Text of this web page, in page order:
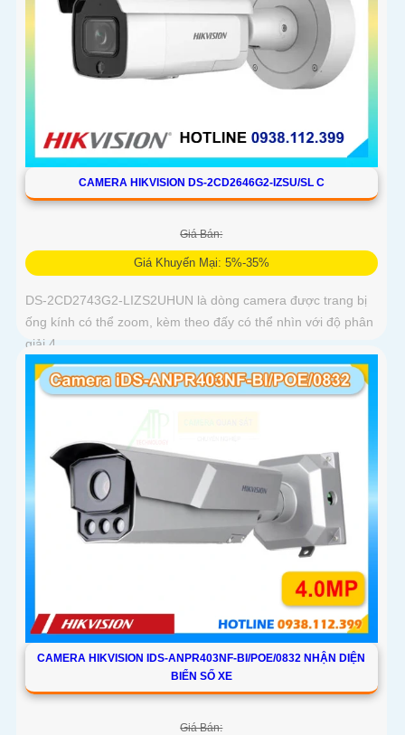
CAMERA HIKVISION DS-2CD2646G2-IZSU/SL C
Giá Bán:
Giá Khuyến Mại: 5%-35%
DS-2CD2743G2-LIZS2UHUN là dòng camera được trang bị
ống kính có thể zoom, kèm theo đấy có thể nhìn với độ phân
giải 4
CAMERA HIKVISION IDS-ANPR403NF-BI/POE/0832 NHẬN DIỆN
BIỂN SỐ XE
Giá Bán: